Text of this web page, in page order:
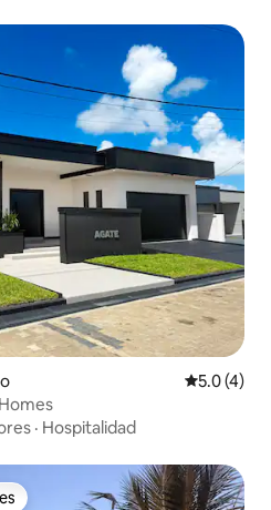
5.0 (4)
· Hospitalidad